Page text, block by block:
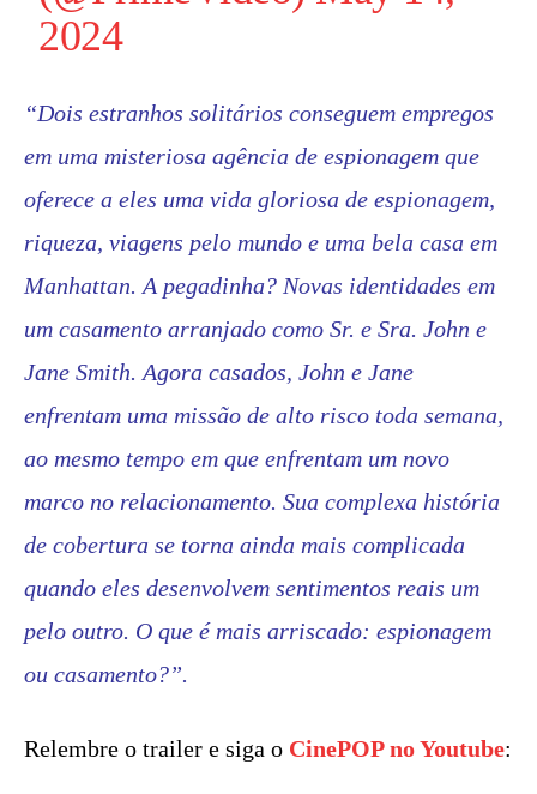
2024
“Dois estranhos solitários conseguem empregos
em uma misteriosa agência de espionagem que
oferece a eles uma vida gloriosa de espionagem,
riqueza, viagens pelo mundo e uma bela casa em
Manhattan. A pegadinha? Novas identidades em
um casamento arranjado como Sr. e Sra. John e
Jane Smith. Agora casados, John e Jane
enfrentam uma missão de alto risco toda semana,
ao mesmo tempo em que enfrentam um novo
marco no relacionamento. Sua complexa história
de cobertura se torna ainda mais complicada
quando eles desenvolvem sentimentos reais um
pelo outro. O que é mais arriscado: espionagem
ou casamento?”.
Relembre o trailer e siga o CinePOP no Youtube: